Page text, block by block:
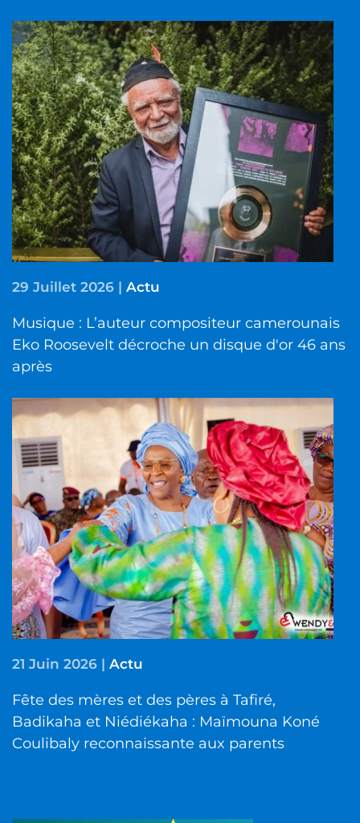
29 Juillet 2026 | Actu
Musique : L’auteur compositeur camerounais
Eko Roosevelt décroche un disque d'or 46 ans
après
21 Juin 2026 | Actu
Fête des mères et des pères à Tafiré,
Badikaha et Niédiékaha : Maïmouna Koné
Coulibaly reconnaissante aux parents